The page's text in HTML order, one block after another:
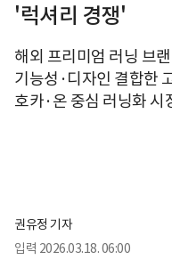
'럭셔리 경쟁'
해외 프리미엄 러닝 브
기능성·디자인 결합한
호카·온 중심 러닝화 시
권유정 기자
입력 2026.03.18. 06:00